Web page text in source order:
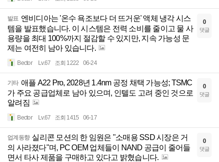
발표 엔비디아는 '온수 욕조보다 더 뜨거운' 액체 냉각 시스
템을 발표했습니다. 이 시스템은 전력 소비를 줄이고 물 사
용량을 최대 100%까지 절감할 수 있지만, 지속 가능성 문
제는 여전히 남아 있습니다.
Bector Lv.67 조회 1222 06-24
0
댓글
기타 애플 A22 Pro, 2028년 1.4nm 공정 채택 가능성; TSMC
가 주요 공급업체로 남아 있으며, 인텔도 고려 중인 것으로
알려짐
Bector Lv.67 조회 1415 06-17
0
댓글
업계동향 실리콘 모션의 한 임원은 "소매용 SSD 시장은 거
의 사라졌다"며, PC OEM 업체들이 NAND 공급이 줄어들
면서 타사 제품을 구매하고 있다고 밝혔습니다.
0
댓글